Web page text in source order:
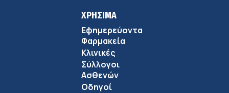
ΧΡΗΣΙΜΑ
Εφημερεύοντα
Φαρμακεία
Κλινικές
Σύλλογοι
Ασθενών
Οδηγοί